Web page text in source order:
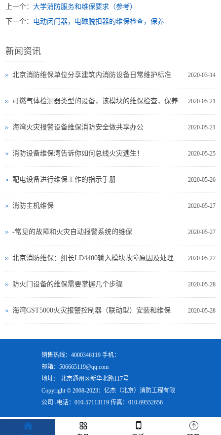
上一个：大学消防服务和维保要求（参考）
下一个： 电动闭门器，电磁脱扣器的维保检查，保养
新闻资讯
2020-03-14
北京消防维保单位分享建筑内消防设备日常维护标准
2020-05-21
可燃气体检测器类型的设备，该模块的维保检查，保养
2020-05-21
海湾火灾报警设备维保消防安全做共享办公
2020-05-25
消防设备维保湾告诉你如何总线火灾逃生！
2020-05-26
配电设备进行维保工作的指示手册
2020-05-27
消防主机维保
2020-05-27
-常见的故障和火灾自动报警系统的维保
2020-05-27
北京消防维保：组长LD4400输入模块故障原因及处理方法
2020-05-28
防火门设备的维保需要掌握几个步骤
2020-05-28
海湾GST5000火灾报警控制器（联动型）安装和维保
销售热线：4000346119 手机：
邮箱：506665119@qq.com
地址： 北京通州区新华北路117号
Copyright © 2008-2023：亿杰（北京）消防工程有限
公司 -电话：010-57113119 传真：010-69552656